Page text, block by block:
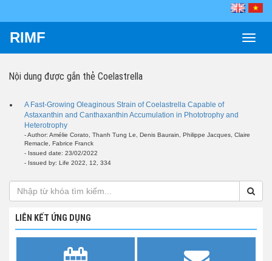
Toggle
RIMF
Nội dung được gắn thẻ Coelastrella
A Fast-Growing Oleaginous Strain of Coelastrella Capable of
Astaxanthin and Canthaxanthin Accumulation in Phototrophy and
Heterotrophy
- Author: Amélie Corato, Thanh Tung Le, Denis Baurain, Philippe Jacques, Claire
Remacle, Fabrice Franck
- Issued date: 23/02/2022
- Issued by: Life 2022, 12, 334
LIÊN KẾT ỨNG DỤNG